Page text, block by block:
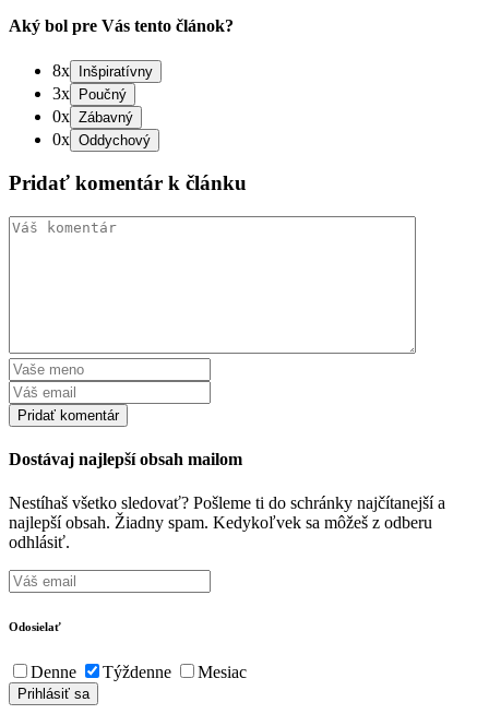
Aký bol pre Vás tento článok?
8x
3x
0x
0x
Pridať komentár k článku
Dostávaj najlepší obsah mailom
Nestíhaš všetko sledovať? Pošleme ti do schránky najčítanejší a
najlepší obsah. Žiadny spam. Kedykoľvek sa môžeš z odberu
odhlásiť.
Odosielať
Denne Týždenne Mesiac